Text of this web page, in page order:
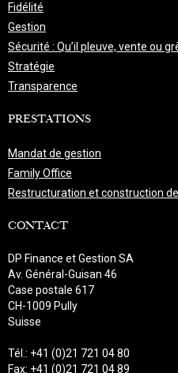
Fidélité
Gestion
Sécurité : Qu’il pleuve, vente ou
Stratégie
Transparence
PRESTATIONS
Mandat de gestion
Family Office
Restructuration et construction
CONTACT
DP Finance et Gestion SA
Av. Général-Guisan 46
Case postale 617
CH-1009 Pully
Suisse
Tél.: +41 (0)21 721 04 80
Fax: +41 (0)21 721 04 89